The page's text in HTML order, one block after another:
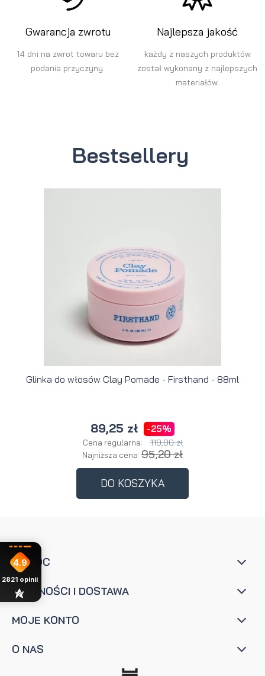
Gwarancja zwrotu
14 dni na zwrot towaru bez
podania przyczyny.
Najlepsza jakość
każdy z naszych produktów
został wykonany z najlepszych
materiałów.
Bestsellery
Glinka do włosów Clay Pomade - Firsthand - 88ml
89,25 zł -25%
Cena regularna: 119,00 zł
Najniższa cena: 95,20 zł
DO KOSZYKA
POMOC
PŁATNOŚCI I DOSTAWA
MOJE KONTO
O NAS
4.9
2821 opinii